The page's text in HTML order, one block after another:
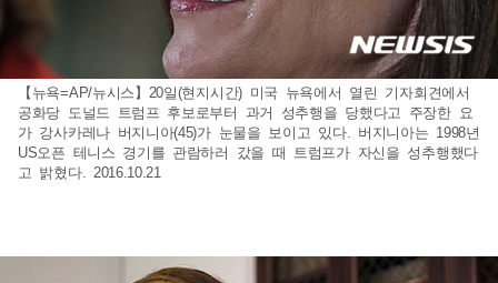
【뉴욕=AP/뉴시스】20일(현지시간) 미국 뉴욕에서 열린 기자회견에서
공화당 도널드 트럼프 후보로부터 과거 성추행을 당했다고 주장한 요
가 강사카레나 버지니아(45)가 눈물을 보이고 있다. 버지니아는 1998년
US오픈 테니스 경기를 관람하러 갔을 때 트럼프가 자신을 성추행했다
고 밝혔다. 2016.10.21